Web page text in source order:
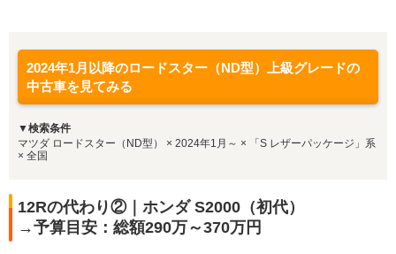
2024年1月以降のロードスター（ND型）上級グレードの
中古車を見てみる
▼検索条件
マツダ ロードスター（ND型） × 2024年1月～ × 「S レザーパッケージ」系
× 全国
12Rの代わり②｜ホンダ S2000（初代）
→予算目安：総額290万～370万円